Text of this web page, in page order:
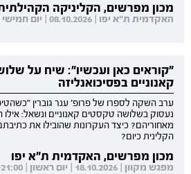
מכון מפרשים, הקליניקה הקהילתית
האקדמית ת"א יפו | 08.10.2026 | יום חמישי | 09:00-13:00
"קוראים כאן ועכשיו": שיח על
קאנוניים בפסיכואנליזה
ערב השקה לספרו של פרופ' ענר גוברין
נעסוק בשלושה טקסטים קאנוניים ונשאל:
מאחוריהם? כיצד העקרונות שהובילו את
הקלינית כיום?
מכון מפרשים, האקדמית ת"א יפו
מפגש מקוון | 18.10.2026 | יום ראשון | 19:30-21:00